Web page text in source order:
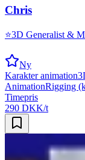
Chris
⭐3D Generalist &
Ny
Karakter animation
AnimationRigging
Timepris
290 DKK/t